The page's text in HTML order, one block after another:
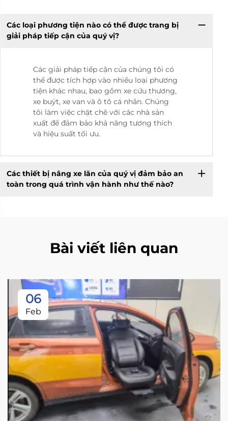
Các loại phương tiện nào có thể được trang bị
giải pháp tiếp cận của quý vị?
Các giải pháp tiếp cận của chúng tôi có
thể được tích hợp vào nhiều loại phương
tiện khác nhau, bao gồm xe cứu thương,
xe buýt, xe van và ô tô cá nhân. Chúng
tôi làm việc chặt chẽ với các nhà sản
xuất để đảm bảo khả năng tương thích
và hiệu suất tối ưu.
Các thiết bị nâng xe lăn của quý vị đảm bảo an
toàn trong quá trình vận hành như thế nào?
Bài viết liên quan
06
Feb